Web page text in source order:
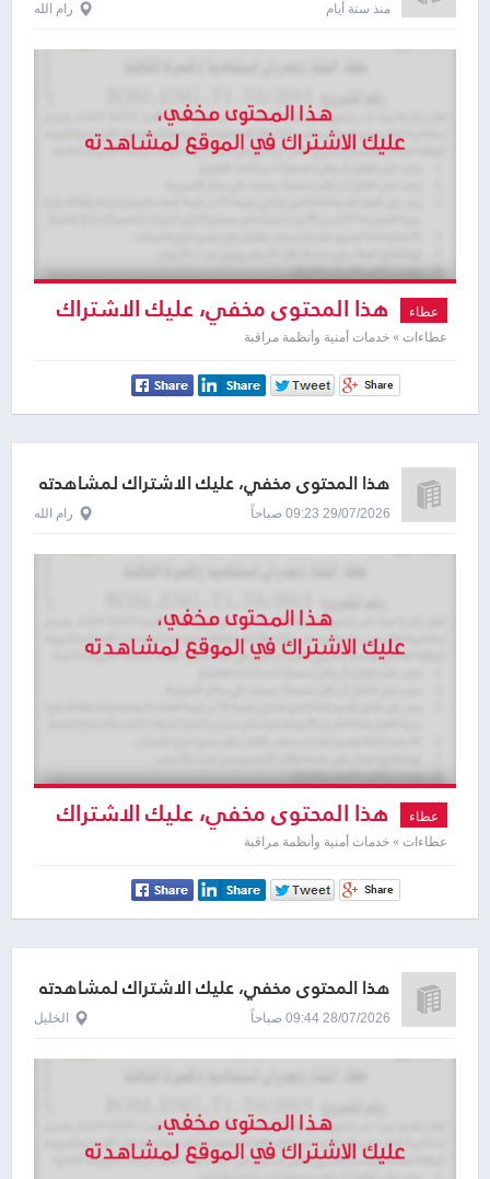
منذ ستة أيام رام الله
عطاء هذا المحتوى مخفي، عليك الاشتراك
لمشاهدته
عطاءات » خدمات أمنية وأنظمة مراقبة
هذا المحتوى مخفي، عليك الاشتراك لمشاهدته
29/07/2026 09:23 صباحاً رام الله
عطاء هذا المحتوى مخفي، عليك الاشتراك
لمشاهدته
عطاءات » خدمات أمنية وأنظمة مراقبة
هذا المحتوى مخفي، عليك الاشتراك لمشاهدته
28/07/2026 09:44 صباحاً الخليل